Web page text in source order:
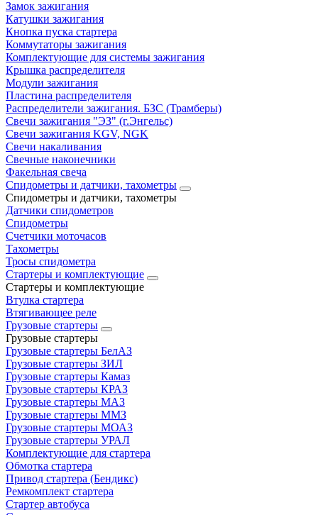
Замок зажигания
Катушки зажигания
Кнопка пуска стартера
Коммутаторы зажигания
Комплектующие для системы зажигания
Крышка распределителя
Модули зажигания
Пластина распределителя
Распределители зажигания. БЗС (Трамберы)
Свечи зажигания "ЭЗ" (г.Энгельс)
Свечи зажигания KGV, NGK
Свечи накаливания
Свечные наконечники
Факельная свеча
Спидометры и датчики, тахометры
Спидометры и датчики, тахометры
Датчики спидометров
Спидометры
Счетчики моточасов
Тахометры
Тросы спидометра
Стартеры и комплектующие
Стартеры и комплектующие
Втулка стартера
Втягивающее реле
Грузовые стартеры
Грузовые стартеры
Грузовые стартеры БелАЗ
Грузовые стартеры ЗИЛ
Грузовые стартеры Камаз
Грузовые стартеры КРАЗ
Грузовые стартеры МАЗ
Грузовые стартеры ММЗ
Грузовые стартеры МОАЗ
Грузовые стартеры УРАЛ
Комплектующие для стартера
Обмотка стартера
Привод стартера (Бендикс)
Ремкомплект стартера
Стартер автобуса